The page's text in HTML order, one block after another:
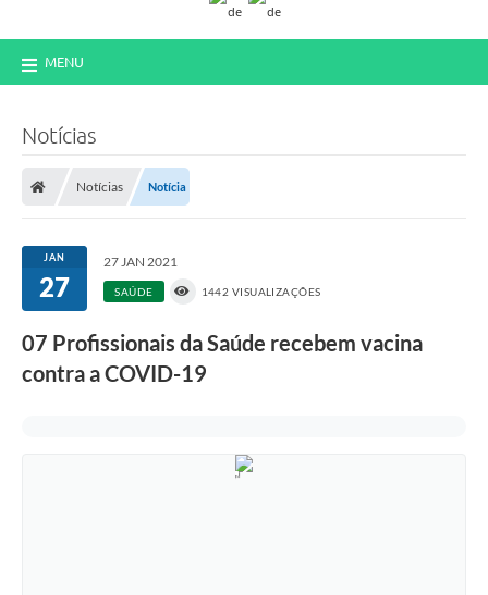
MENU
Notícias
Notícias Notícia
JAN
27
27 JAN 2021
SAÚDE 1442 VISUALIZAÇÕES
07 Profissionais da Saúde recebem vacina
contra a COVID-19